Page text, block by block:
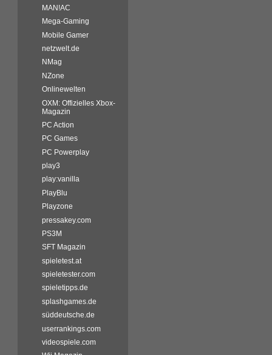
MAN!AC
Mega-Gaming
Mobile Gamer
netzwelt.de
NMag
NZone
Onlinewelten
OXM: Offizielles Xbox-
Magazin
PC Action
PC Games
PC Powerplay
play3
play:vanilla
PlayBlu
Playzone
pressakey.com
PS3M
SFT Magazin
spieletest.at
spieletester.com
spieletipps.de
splashgames.de
süddeutsche.de
userrankings.com
videospiele.com